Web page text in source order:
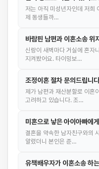
저는 아직 미성년자인데 저희
제 동생들까…
바람핀 남편과 이혼소송 위
신랑이 새벽마다 거실에 혼자
지켜봤어요. 타이밍보…
조정이혼 절차 문의드립니
제가 남편과 재산분할로 이혼
고려하고 있습니다. 조…
미혼으로 낳은 아이아빠에
결혼을 약속한 남자친구와의
알렸더니 본인은 준…
유책배우자가 이혼소송 하